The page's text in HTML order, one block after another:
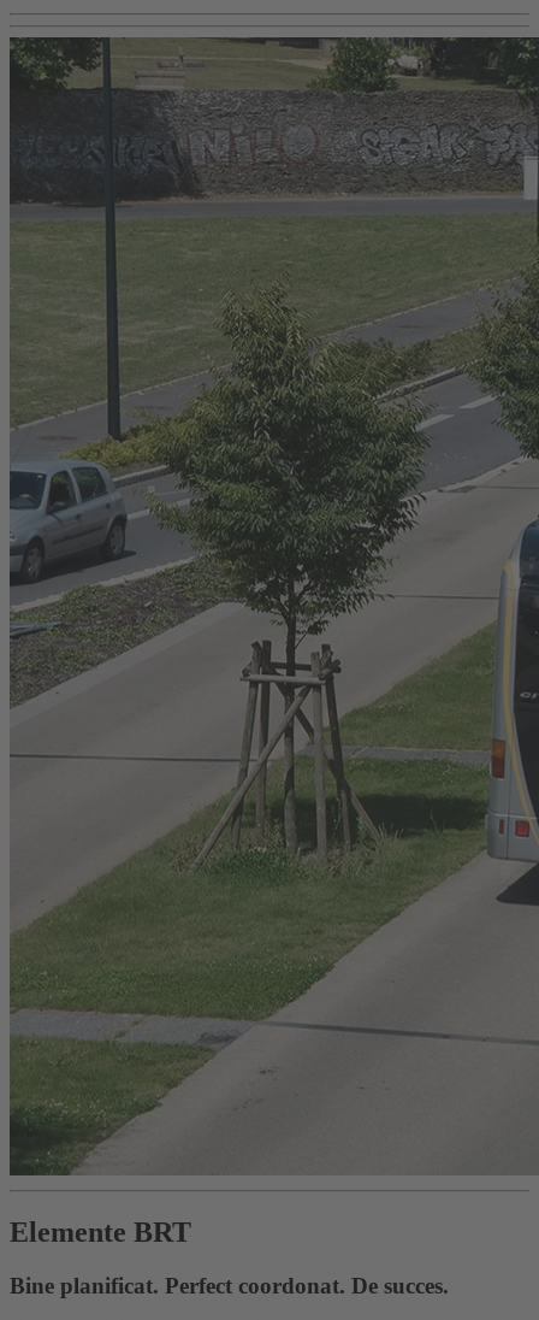
Elemente BRT
Bine planificat. Perfect coordonat. De succes.